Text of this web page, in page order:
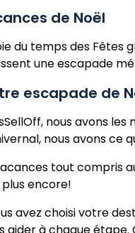
de Noël
du temps des Fêtes
une escapade
escapade de
nous avons
nous avons ce
tout compris
encore!
avez choisi votre